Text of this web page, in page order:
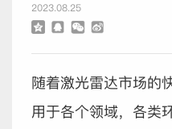
2023.08.25
随着激光雷达市场的
用于各个领域，各类